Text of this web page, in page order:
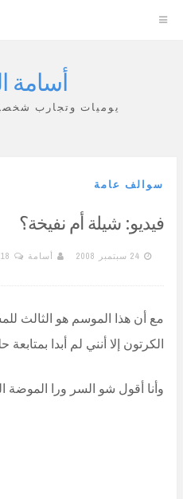
أسامة
يوميات وتجارب
سوالف عامة
فيديو: شيلة أم نفيخة؟
24 سبتمبر 2008 أسامة 18 COMMENTS
مع أن هذا الموسم هو الثالث
الكرتون إلا أنني لم أبدا بمتابعة
وأنا أقول شو السر ورا الموضة